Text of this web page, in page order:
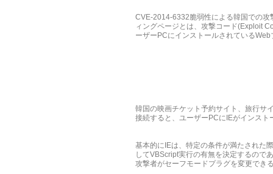
CVE-2014-6332脆弱性による韓国での
ィングページとは、攻撃コード(Exploit
ーザーPCにインストールされている
韓国の映画チケット予約サイト、旅行サ
接続すると、ユーザーPCにIEがインス
基本的にIEは、特定の条件が満たされた
してVBScript実行の有無を決定するので
攻撃者がセーフモードプラグを変更でき